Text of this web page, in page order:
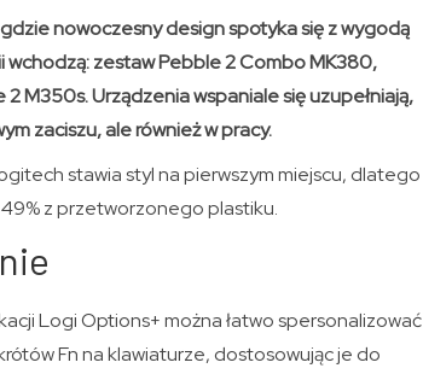
nowoczesny design spotyka się z wygodą
wchodzą: zestaw Pebble 2 Combo MK380,
M350s. Urządzenia wspaniale się uzupełniają,
zaciszu, ale również w pracy.
stawia styl na pierwszym miejscu, dlatego
z przetworzonego plastiku.
Logi Options+ można łatwo spersonalizować
Fn na klawiaturze, dostosowując je do